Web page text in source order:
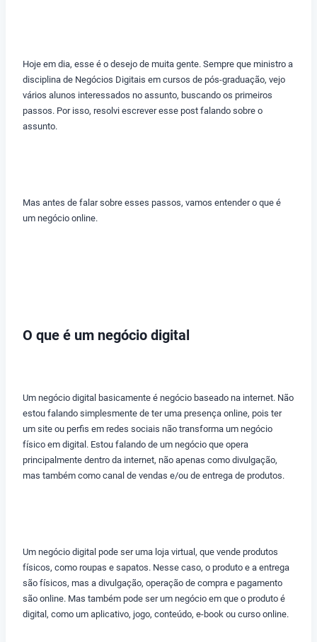
Hoje em dia, esse é o desejo de muita gente. Sempre que ministro a
disciplina de Negócios Digitais em cursos de pós-graduação, vejo
vários alunos interessados no assunto, buscando os primeiros
passos. Por isso, resolvi escrever esse post falando sobre o
assunto.
Mas antes de falar sobre esses passos, vamos entender o que é
um negócio online.
O que é um negócio digital
Um negócio digital basicamente é negócio baseado na internet. Não
estou falando simplesmente de ter uma presença online, pois ter
um site ou perfis em redes sociais não transforma um negócio
físico em digital. Estou falando de um negócio que opera
principalmente dentro da internet, não apenas como divulgação,
mas também como canal de vendas e/ou de entrega de produtos.
Um negócio digital pode ser uma loja virtual, que vende produtos
físicos, como roupas e sapatos. Nesse caso, o produto e a entrega
são físicos, mas a divulgação, operação de compra e pagamento
são online. Mas também pode ser um negócio em que o produto é
digital, como um aplicativo, jogo, conteúdo, e-book ou curso online.